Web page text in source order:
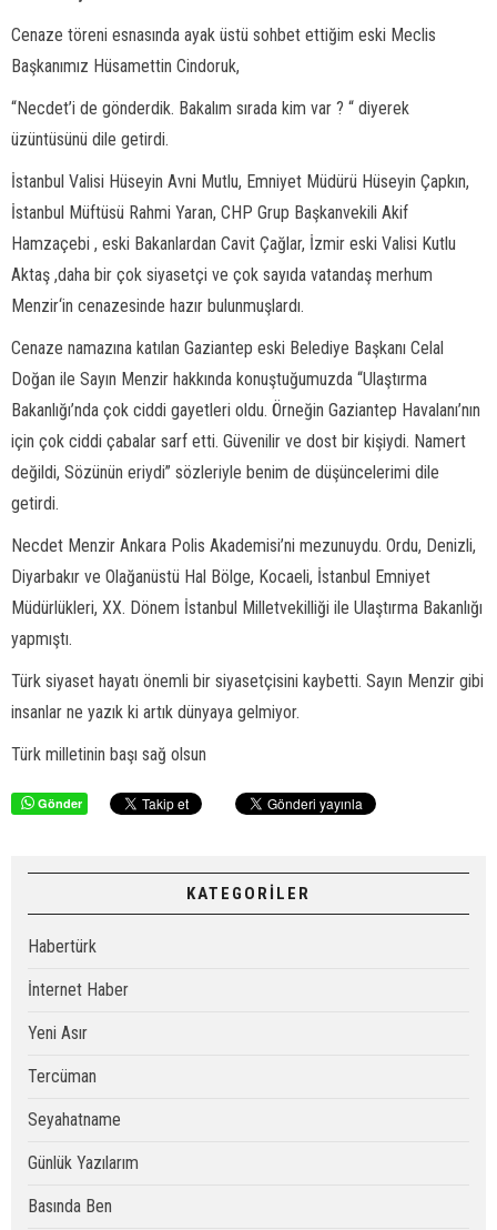
Cenaze töreni esnasında ayak üstü sohbet ettiğim eski Meclis
Başkanımız Hüsamettin Cindoruk,
“Necdet’i de gönderdik. Bakalım sırada kim var ? “ diyerek
üzüntüsünü dile getirdi.
İstanbul Valisi Hüseyin Avni Mutlu, Emniyet Müdürü Hüseyin Çapkın,
İstanbul Müftüsü Rahmi Yaran, CHP Grup Başkanvekili Akif
Hamzaçebi , eski Bakanlardan Cavit Çağlar, İzmir eski Valisi Kutlu
Aktaş ,daha bir çok siyasetçi ve çok sayıda vatandaş merhum
Menzir‘in cenazesinde hazır bulunmuşlardı.
Cenaze namazına katılan Gaziantep eski Belediye Başkanı Celal
Doğan ile Sayın Menzir hakkında konuştuğumuzda “Ulaştırma
Bakanlığı’nda çok ciddi gayetleri oldu. Örneğin Gaziantep Havalanı’nın
için çok ciddi çabalar sarf etti. Güvenilir ve dost bir kişiydi. Namert
değildi, Sözünün eriydi” sözleriyle benim de düşüncelerimi dile
getirdi.
Necdet Menzir Ankara Polis Akademisi’ni mezunuydu. Ordu, Denizli,
Diyarbakır ve Olağanüstü Hal Bölge, Kocaeli, İstanbul Emniyet
Müdürlükleri, XX. Dönem İstanbul Milletvekilliği ile Ulaştırma Bakanlığı
yapmıştı.
Türk siyaset hayatı önemli bir siyasetçisini kaybetti. Sayın Menzir gibi
insanlar ne yazık ki artık dünyaya gelmiyor.
Türk milletinin başı sağ olsun
Gönder
KATEGORİLER
Habertürk
İnternet Haber
Yeni Asır
Tercüman
Seyahatname
Günlük Yazılarım
Basında Ben